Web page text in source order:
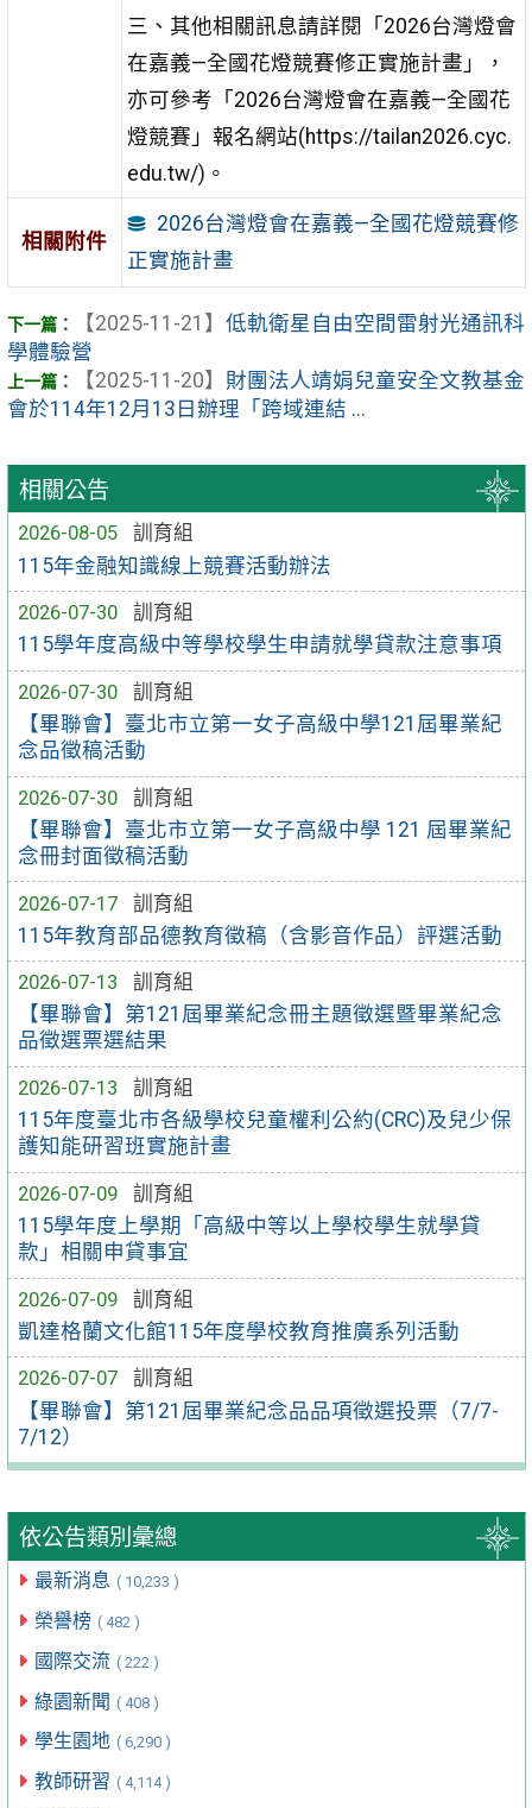
相關公告
2026-08-05
訓育組
115年金融知識線上競賽活動辦法
2026-07-30
訓育組
115學年度高級中等學校學生申請就學貸款注意事項
2026-07-30
訓育組
【畢聯會】臺北市立第一女子高級中學121屆畢業紀
念品徵稿活動
2026-07-30
訓育組
【畢聯會】臺北市立第一女子高級中學 121 屆畢業紀
念冊封面徵稿活動
2026-07-17
訓育組
115年教育部品德教育徵稿（含影音作品）評選活動
2026-07-13
訓育組
【畢聯會】第121屆畢業紀念冊主題徵選暨畢業紀念
品徵選票選結果
2026-07-13
訓育組
115年度臺北市各級學校兒童權利公約(CRC)及兒少保
護知能研習班實施計畫
2026-07-09
訓育組
115學年度上學期「高級中等以上學校學生就學貸
款」相關申貸事宜
2026-07-09
訓育組
凱達格蘭文化館115年度學校教育推廣系列活動
2026-07-07
訓育組
【畢聯會】第121屆畢業紀念品品項徵選投票（7/7-
7/12）
依公告類別彙總
最新消息 ( 10,233 )
榮譽榜 ( 482 )
國際交流 ( 222 )
綠園新聞 ( 408 )
學生園地 ( 6,290 )
教師研習 ( 4,114 )
三、其他相關訊息請詳閱「2026台灣燈會
在嘉義—全國花燈競賽修正實施計畫」，
亦可參考「2026台灣燈會在嘉義—全國花
燈競賽」報名網站(https://tailan2026.cyc.
edu.tw/)。
相關附件
2026台灣燈會在嘉義—全國花燈競賽修
正實施計畫
【2025-11-21】 低軌衛星自由空間雷射光通訊科
學體驗營
【2025-11-20】 財團法人靖娟兒童安全文教基金
會於114年12月13日辦理「跨域連結 ...